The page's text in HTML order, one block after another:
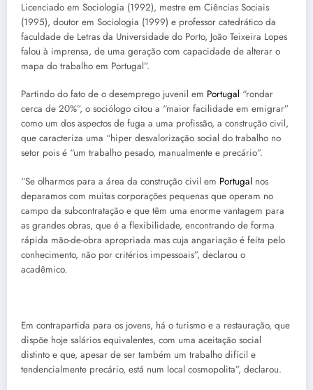
Licenciado em Sociologia (1992), mestre em Ciências Sociais
(1995), doutor em Sociologia (1999) e professor catedrático da
faculdade de Letras da Universidade do Porto, João Teixeira Lopes
falou à imprensa, de uma geração com capacidade de alterar o
mapa do trabalho em Portugal”.
Partindo do fato de o desemprego juvenil em Portugal “rondar
cerca de 20%”, o sociólogo citou a “maior facilidade em emigrar”
como um dos aspectos de fuga a uma profissão, a construção civil,
que caracteriza uma “hiper desvalorização social do trabalho no
setor pois é “um trabalho pesado, manualmente e precário”.
“Se olharmos para a área da construção civil em Portugal nos
deparamos com muitas corporações pequenas que operam no
campo da subcontratação e que têm uma enorme vantagem para
as grandes obras, que é a flexibilidade, encontrando de forma
rápida mão-de-obra apropriada mas cuja angariação é feita pelo
conhecimento, não por critérios impessoais”, declarou o
acadêmico.
Em contrapartida para os jovens, há o turismo e a restauração, que
dispõe hoje salários equivalentes, com uma aceitação social
distinto e que, apesar de ser também um trabalho difícil e
tendencialmente precário, está num local cosmopolita”, declarou.